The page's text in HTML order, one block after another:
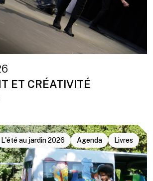
ET CRÉATIVITÉ
L'été au jardin 2026 Agenda Livres